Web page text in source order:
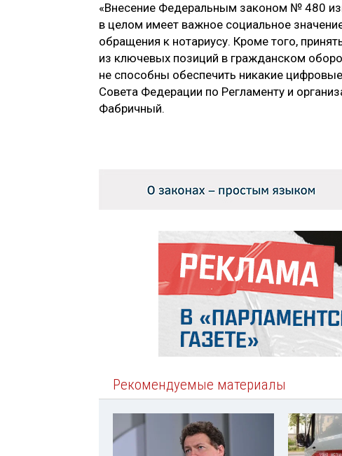
«Внесение Федеральным законом № 480
в целом имеет важное социальное
обращения к нотариусу. Кроме того,
из ключевых позиций в гражданском
не способны обеспечить никакие
Совета Федерации по Регламенту и
Фабричный.
Рекомендуемые материалы